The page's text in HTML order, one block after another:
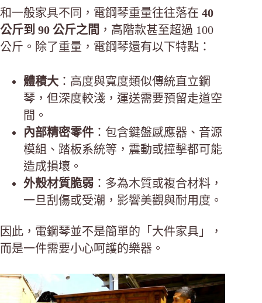
和一般家具不同，電鋼琴重量往往落在 40
公斤到 90 公斤之間 ，高階款甚至超過 100
公斤。除了重量，電鋼琴還有以下特點：
體積大 ：高度與寬度類似傳統直立鋼
琴，但深度較淺，運送需要預留走道空
間。
內部精密零件 ：包含鍵盤感應器、音源
模組、踏板系統等，震動或撞擊都可能
造成損壞。
外殼材質脆弱 ：多為木質或複合材料，
一旦刮傷或受潮，影響美觀與耐用度。
因此，電鋼琴並不是簡單的「大件家具」，
而是一件需要小心呵護的樂器。